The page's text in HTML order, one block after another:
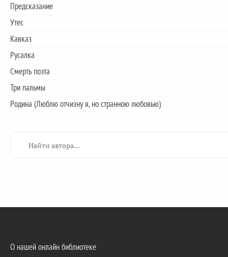
Предсказание
Утес
Кавказ
Русалка
Смерть поэта
Три пальмы
Родина (Люблю отчизну я, но странною любовью)
О нашей онлайн библиотеке